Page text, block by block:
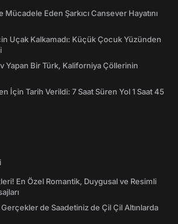
Eden Şarkıcı Cansever Hayatını
Uçak Kalkamadı: Küçük Çocuk Yüzünden
Yapan Bir Türk, Kaliforniya Çöllerinin
İçin Tarih Verildi: 7 Saat Süren Yol 1 Saat 45
En Özel Romantik, Duygusal ve Resimli
de Saadetiniz de Çil Çil Altınlarda